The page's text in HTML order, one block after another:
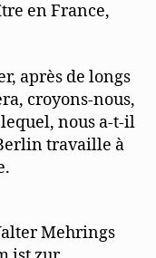
en France,
après de longs
croyons-nous,
nous a-t-il
travaille à
Mehrings